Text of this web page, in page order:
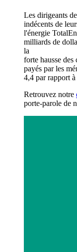
Les dirigeants
indécents de
l'énergie
milliards de
la
forte hausse
payés par les
4,4 par rapport
Retrouvez notre
porte-parole de